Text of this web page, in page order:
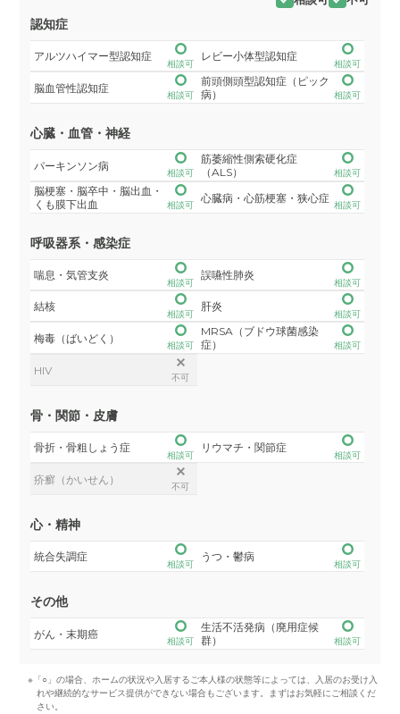
認知症
アルツハイマー型認知症
相談可
レビー小体型認知症
相談可
脳血管性認知症
相談可
前頭側頭型認知症（ピック
病）
相談可
心臓・血管・神経
パーキンソン病
相談可
筋萎縮性側索硬化症
（ALS）
相談可
脳梗塞・脳卒中・脳出血・
くも膜下出血
相談可
心臓病・心筋梗塞・狭心症
相談可
呼吸器系・感染症
喘息・気管支炎
相談可
誤嚥性肺炎
相談可
結核
相談可
肝炎
相談可
梅毒（ばいどく）
相談可
MRSA（ブドウ球菌感染
症）
相談可
HIV
不可
骨・関節・皮膚
骨折・骨粗しょう症
相談可
リウマチ・関節症
相談可
疥癬（かいせん）
不可
心・精神
統合失調症
相談可
うつ・鬱病
相談可
その他
がん・末期癌
相談可
生活不活発病（廃用症候
群）
相談可
※「○」の場合、ホームの状況や入居するご本人様の状態等によっては、入居のお受け入
れや継続的なサービス提供ができない場合もございます。まずはお気軽にご相談くだ
さい。